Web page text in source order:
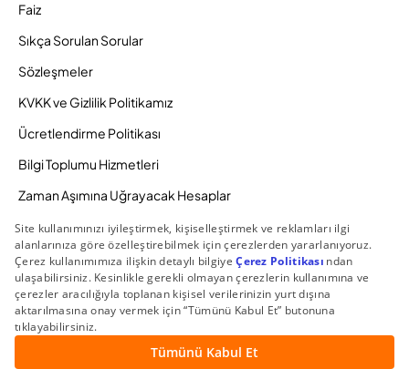
Faiz
Sıkça Sorulan Sorular
Sözleşmeler
KVKK ve Gizlilik Politikamız
Ücretlendirme Politikası
Bilgi Toplumu Hizmetleri
Zaman Aşımına Uğrayacak Hesaplar
Duyurular ve Kampanyalar
© 2026 Gedik Yatırım Menkul Değerler AŞ. Tüm Hakları